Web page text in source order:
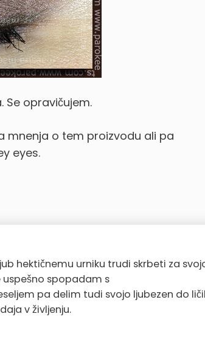
Se opravičujem.
mnenja o tem proizvodu ali pa
eyes.
hektičnemu urniku trudi skrbeti za
uspešno spopadam s
pa delim tudi svojo ljubezen do
v življenju.